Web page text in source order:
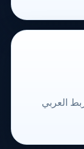
العربي